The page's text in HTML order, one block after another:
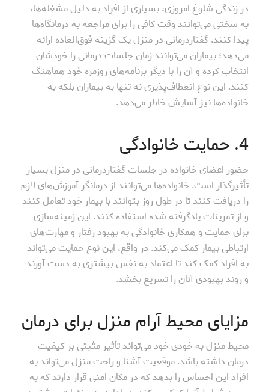
در زندگی شلوغ امروزی، بسیاری از افراد به دلیل مشغله‌ها،
به سختی می‌توانند وقت کافی را برای مراجعه به درمانگاه‌ها
پیدا کنند. گفتاردرمانی در منزل یک گزینه فوق‌العاده ارائه
می‌دهد؛ بیماران می‌توانند زمان جلسات درمانی را خودشان
انتخاب کرده و آن را با دیگر برنامه‌های روزمره خود هماهنگ
کنند. این نوع انعطاف‌پذیری نه تنها به بیماران بلکه به
خانواده‌ها نیز آسایش خاطر می‌دهد.
4. حمایت خانوادگی
حضور اعضای خانواده در جلسات گفتاردرمانی در منزل بسیار
تأثیرگذار است. خانواده‌ها می‌توانند از درمانگر آموزش‌های لازم
را دریافت کنند تا در طول روز بتوانند با بیمار خود تعامل کنند
و از تمرینات یادگرفته شده استفاده کنند. این زمینه‌سازی
برای حمایت و همکاری خانوادگی به بهبود رفتار و مهارت‌های
ارتباطی بیمار کمک می‌کند. در واقع، این نوع حمایت می‌تواند
به افراد کمک کند تا اعتماد به نفس بیشتری به دست آورند
و روند بهبودی آنان را تسریع بخشد.
مزایای محیط آرام منزل برای درمان
محیط منزل به خودی خود می‌تواند تأثیر مثبتی بر کیفیت
درمان داشته باشد. موقعیت آشنا و راحت منزل می‌تواند به
افراد این احساس را بدهد که در مکان امنی قرار دارند که به